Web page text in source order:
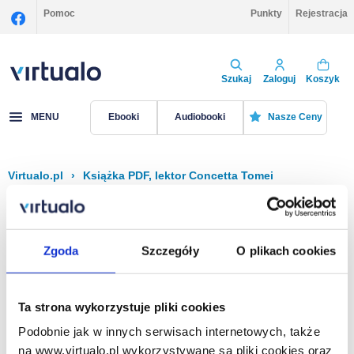
Zgoda Szczegóły O plikach cookies
Ta strona wykorzystuje pliki cookies
Podobnie jak w innych serwisach internetowych, także
na www.virtualo.pl wykorzystywane są pliki cookies oraz
Pomoc Punkty Rejestracja
Szukaj Zaloguj Koszyk
MENU Ebooki Audiobooki Nasze Ceny
Virtualo.pl › Książka PDF, lektor Concetta Tomei
Filtruj Sortuj
Na stronie